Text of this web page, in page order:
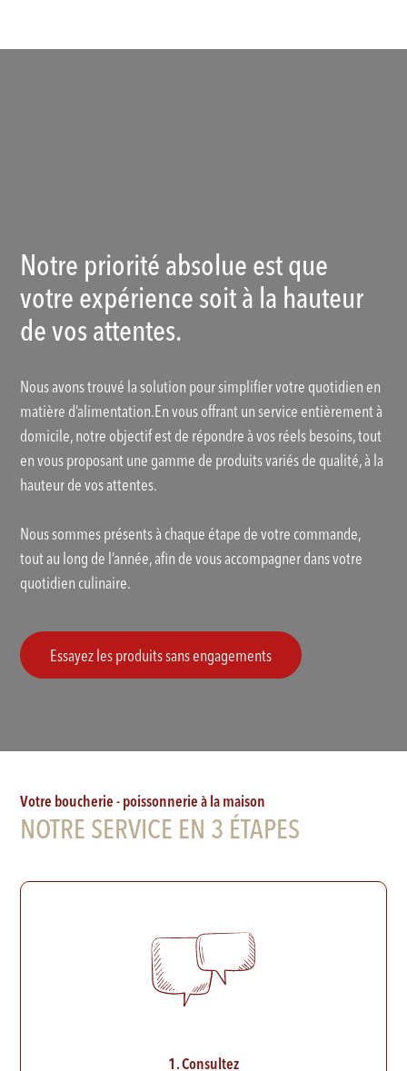
Notre priorité absolue est que
votre expérience soit à la hauteur
de vos attentes.
Nous avons trouvé la solution pour simplifier votre quotidien en
matière d’alimentation.En vous offrant un service entièrement à
domicile, notre objectif est de répondre à vos réels besoins, tout
en vous proposant une gamme de produits variés de qualité, à la
hauteur de vos attentes.
Nous sommes présents à chaque étape de votre commande,
tout au long de l’année, afin de vous accompagner dans votre
quotidien culinaire.
Essayez les produits sans engagements
Votre boucherie - poissonnerie à la maison
NOTRE SERVICE EN 3 ÉTAPES
1. Consultez